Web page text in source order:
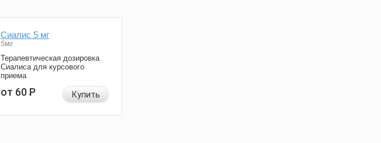
Сиалис 5 мг
5мг
Терапевтическая дозировка
Сиалиса для курсового
приема
от 60Р Купить